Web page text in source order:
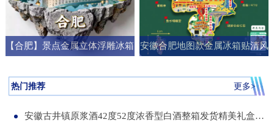
【合肥】景点金属立体浮雕冰箱 安徽合肥地图款金属冰箱贴清风
热门推荐 更多>
安徽古井镇原浆酒42度52度浓香型白酒整箱发货精美礼盒纯粮食白酒